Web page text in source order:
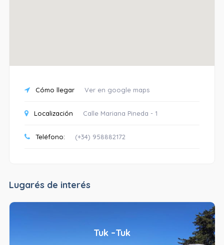
Cómo llegar Ver en google maps
Localización Calle Mariana Pineda - 1
Teléfono: (+34) 958882172
Lugarés de interés
Tuk –Tuk